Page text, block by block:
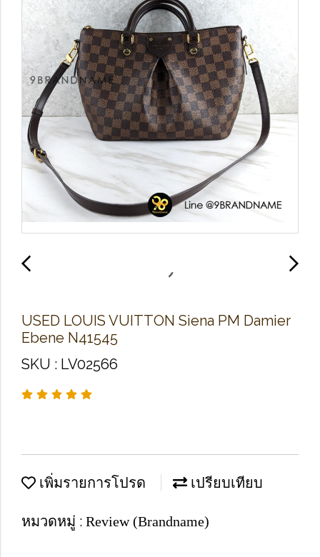
U​S​E​D LOUIS​ V​U​IT​T​O​N Siena PM Damier
Ebene N41545
SKU : LV02566
เพิ่มรายการโปรด เปรียบเทียบ
หมวดหมู่ : Review (Brandname)